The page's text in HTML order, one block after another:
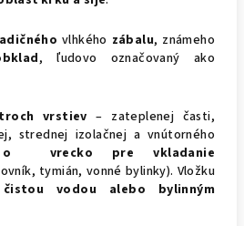
vlhkého zábalu, známeho
, ľudovo označovaný ako
vrstiev – zateplenej časti,
strednej izolačnej a vnútorného
o vrecko pre vkladanie
tymián, vonné bylinky). Vložku
vodou alebo bylinným